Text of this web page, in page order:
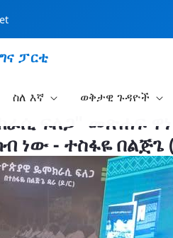
ፓርቲ
ስለ እኛ ወቅታዊ ጉዳዮች
ፍለጋ" መጽሐፍ
ነው - ተስፋዬ በልጅጌ